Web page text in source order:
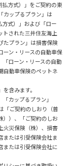
払方式）」をご契約の東
カップるプラン」は
方式）」および「ロー
トされた三井住友海上
たプラン」は損害保険
ーン・リースの自動車保
ローン・リースの自動
自動車保険のペットネ
含みます。
カップるプラン」
「ご契約のしおり（普
））、「ご契約のしお
火災保険（株）、損害
または引受保険会社ま
または引受保険会社に